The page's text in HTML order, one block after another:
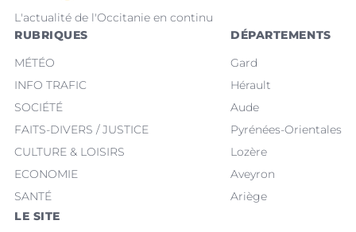
L'actualité de l'Occitanie en continu
RUBRIQUES
MÉTÉO
INFO TRAFIC
SOCIÉTÉ
FAITS-DIVERS / JUSTICE
CULTURE & LOISIRS
ECONOMIE
SANTÉ
DÉPARTEMENTS
Gard
Hérault
Aude
Pyrénées-Orientales
Lozère
Aveyron
Ariège
LE SITE